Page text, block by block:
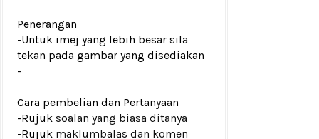
Penerangan
-Untuk imej yang lebih besar sila
tekan pada gambar yang disediakan
-
Cara pembelian dan Pertanyaan
-Rujuk soalan yang biasa ditanya
-Rujuk maklumbalas dan komen